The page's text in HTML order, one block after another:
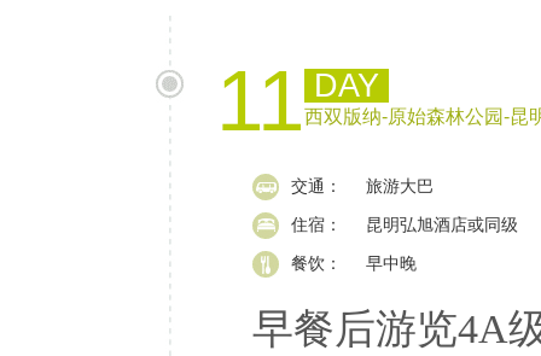
11 DAY
西双版纳-原始森林公园-昆
交通： 旅游大巴
住宿： 昆明弘旭酒店或同级
餐饮： 早中晚
早餐后游览4A